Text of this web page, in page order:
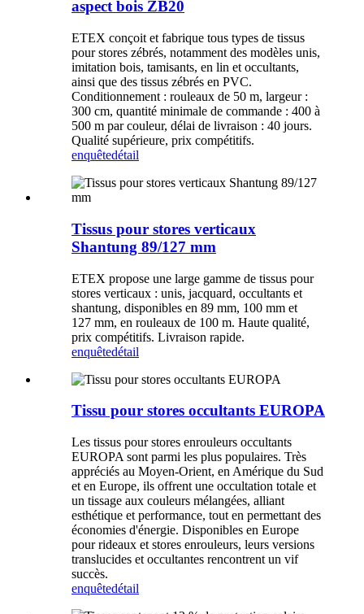
aspect bois ZB20
ETEX conçoit et fabrique tous types de tissus
pour stores zébrés, notamment des modèles unis,
imitation bois, tamisants, en lin et occultants,
ainsi que des tissus zébrés en PVC.
Conditionnement : rouleaux de 50 m, largeur :
300 cm, quantité minimale de commande : 400 à
500 m par couleur, délai de livraison : 40 jours.
Qualité supérieure, prix compétitifs.
enquêtedétail
Tissus pour stores verticaux
Shantung 89/127 mm
ETEX propose une large gamme de tissus pour
stores verticaux : unis, jacquard, occultants et
shantung, disponibles en 89 mm, 100 mm et
127 mm, en rouleaux de 100 m. Haute qualité,
prix compétitifs. Livraison rapide.
enquêtedétail
Tissu pour stores occultants EUROPA
Les tissus pour stores enrouleurs occultants
EUROPA sont parmi les plus populaires. Très
appréciés au Moyen-Orient, en Amérique du Sud
et en Europe, ils offrent une occultation totale et
un tissage aux couleurs mélangées, alliant
esthétique et performance, tout en permettant des
économies d'énergie. Disponibles en Europe
pour rideaux et stores enrouleurs, leurs versions
translucides et occultantes rencontrent un vif
succès.
enquêtedétail